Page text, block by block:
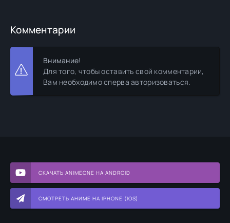
СКАЧАТЬ ANIMEONE НА ANDROID
СМОТРЕТЬ АНИМЕ НА IPHONE (IOS)
Комментарии
Внимание!
Для того, чтобы оставить свой комментарии,
Вам необходимо сперва авторизоваться.